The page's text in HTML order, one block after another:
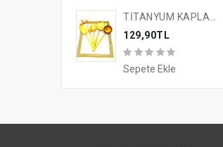
TİTANYUM KAPLAMA GOLD TASARIM 5'Lİ SERVİS SETİ
129,90TL
Sepete Ekle